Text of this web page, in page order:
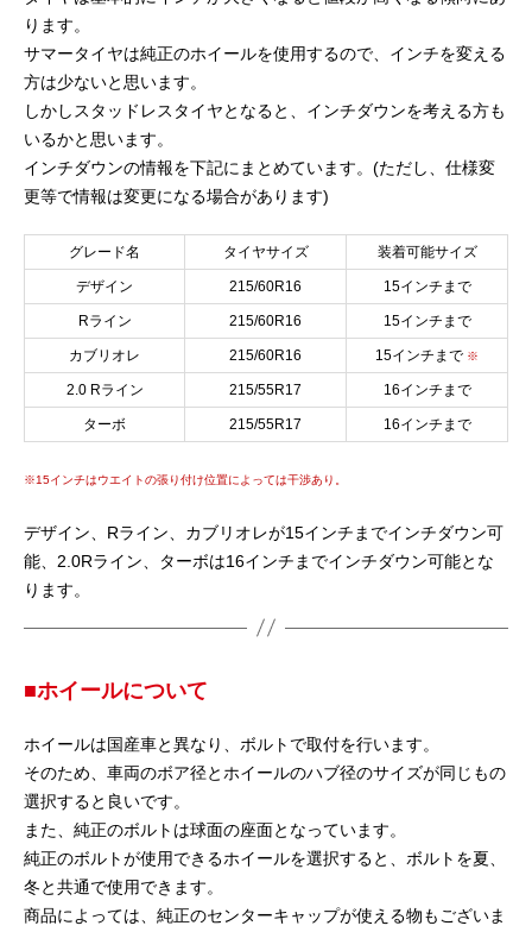
ります。
サマータイヤは純正のホイールを使用するので、インチを変える
方は少ないと思います。
しかしスタッドレスタイヤとなると、インチダウンを考える方も
いるかと思います。
インチダウンの情報を下記にまとめています。(ただし、仕様変
更等で情報は変更になる場合があります)
グレード名 タイヤサイズ 装着可能サイズ
デザイン 215/60R16 15インチまで
Rライン 215/60R16 15インチまで
カブリオレ 215/60R16 15インチまで ※
2.0 Rライン 215/55R17 16インチまで
ターボ 215/55R17 16インチまで
※15インチはウエイトの張り付け位置によっては干渉あり。
デザイン、Rライン、カブリオレが15インチまでインチダウン可
能、2.0Rライン、ターボは16インチまでインチダウン可能とな
ります。
■ホイールについて
ホイールは国産車と異なり、ボルトで取付を行います。
そのため、車両のボア径とホイールのハブ径のサイズが同じもの
選択すると良いです。
また、純正のボルトは球面の座面となっています。
純正のボルトが使用できるホイールを選択すると、ボルトを夏、
冬と共通で使用できます。
商品によっては、純正のセンターキャップが使える物もございま